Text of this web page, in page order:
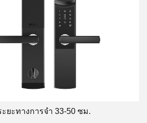
ะยะทางการจํา 33-50 ซม.